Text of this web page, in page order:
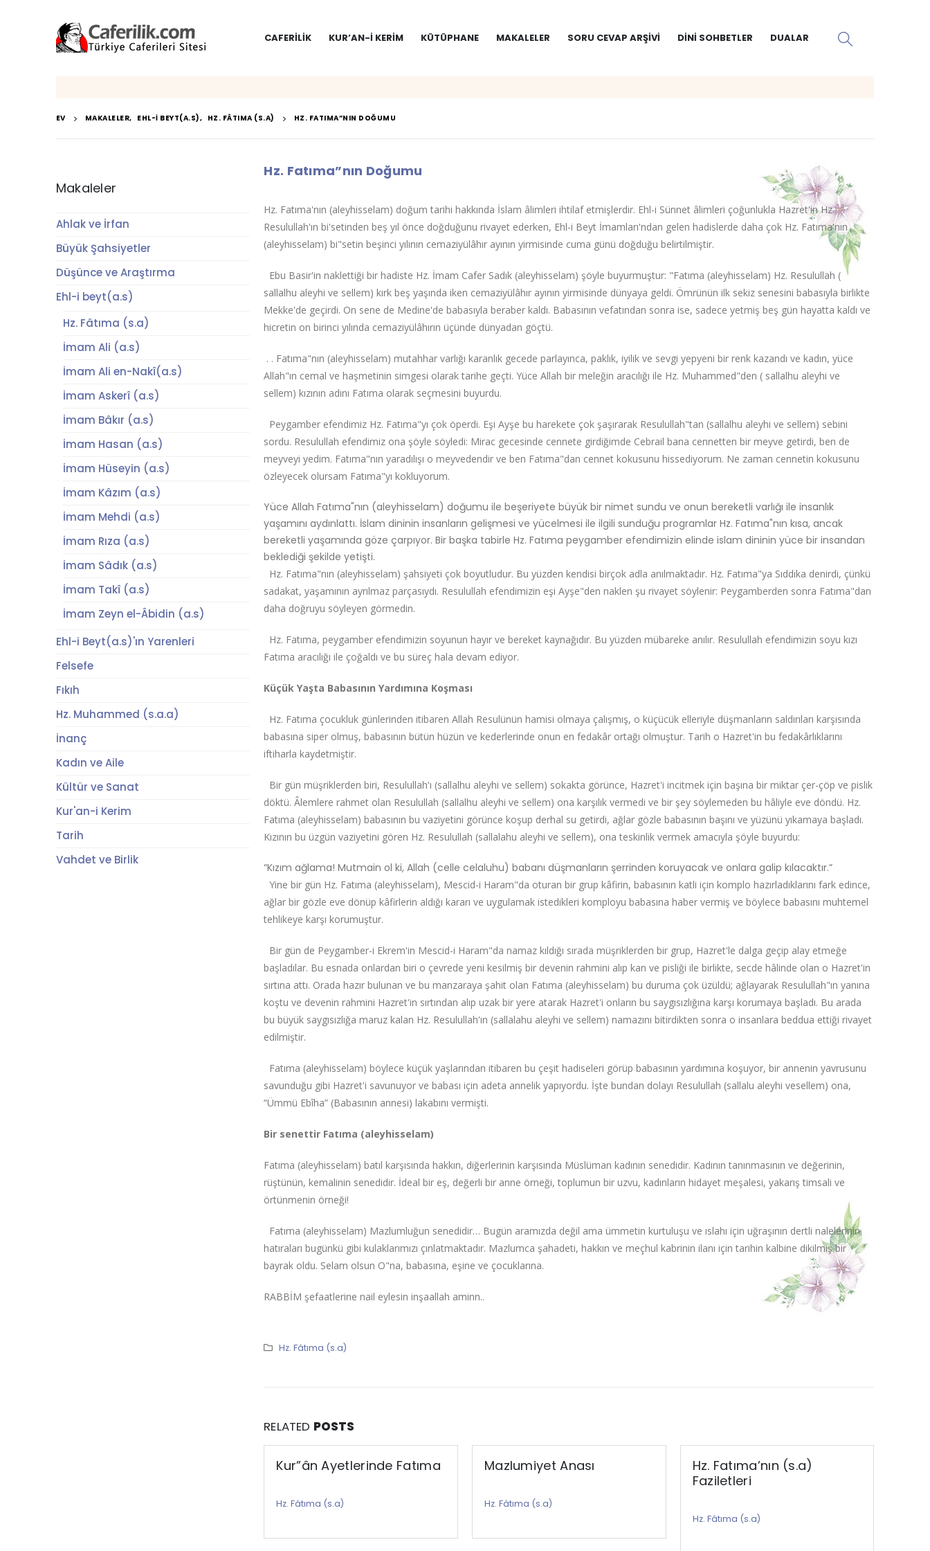
CAFERILIK KUR’AN-I KERIM KÜTÜPHANE MAKALELER SORU CEVAP ARŞIVI DINI SOHBETLER DUALAR
EV MAKALELER, EHL-I BEYT(A.S), HZ. FÂTIMA (S.A) HZ. FATIMA”NIN DOĞUMU
Hz. Fatıma”nın Doğumu
Hz. Fatıma'nın (aleyhisselam) doğum tarihi hakkında İslam âlimleri ihtilaf etmişlerdir. Ehl-i Sünnet âlimleri çoğunlukla Hazret'in Hz.
Resulullah'ın bi'setinden beş yıl önce doğduğunu rivayet ederken, Ehl-i Beyt İmamları'ndan gelen hadislerde daha çok Hz. Fatıma'nın
(aleyhisselam) bi"setin beşinci yılının cemaziyülâhır ayının yirmisinde cuma günü doğduğu belirtilmiştir.
Ebu Basir'in naklettiği bir hadiste Hz. İmam Cafer Sadık (aleyhisselam) şöyle buyurmuştur: "Fatıma (aleyhisselam) Hz. Resulullah (
sallalhu aleyhi ve sellem) kırk beş yaşında iken cemaziyülâhır ayının yirmisinde dünyaya geldi. Ömrünün ilk sekiz senesini babasıyla birlikte
Mekke'de geçirdi. On sene de Medine'de babasıyla beraber kaldı. Babasının vefatından sonra ise, sadece yetmiş beş gün hayatta kaldı ve
hicretin on birinci yılında cemaziyülâhırın üçünde dünyadan göçtü.
. . Fatıma"nın (aleyhisselam) mutahhar varlığı karanlık gecede parlayınca, paklık, iyilik ve sevgi yepyeni bir renk kazandı ve kadın, yüce
Allah"ın cemal ve haşmetinin simgesi olarak tarihe geçti. Yüce Allah bir meleğin aracılığı ile Hz. Muhammed"den ( sallalhu aleyhi ve
sellem) kızının adını Fatıma olarak seçmesini buyurdu.
Peygamber efendimiz Hz. Fatıma"yı çok öperdi. Eşi Ayşe bu harekete çok şaşırarak Resulullah"tan (sallalhu aleyhi ve sellem) sebini
sordu. Resulullah efendimiz ona şöyle söyledi: Mirac gecesinde cennete girdiğimde Cebrail bana cennetten bir meyve getirdi, ben de
meyveyi yedim. Fatıma"nın yaradılışı o meyvedendir ve ben Fatıma"dan cennet kokusunu hissediyorum. Ne zaman cennetin kokusunu
özleyecek olursam Fatıma"yı kokluyorum.
Yüce Allah Fatıma"nın (aleyhisselam) doğumu ile beşeriyete büyük bir nimet sundu ve onun bereketli varlığı ile insanlık
yaşamını aydınlattı. İslam dininin insanların gelişmesi ve yücelmesi ile ilgili sunduğu programlar Hz. Fatıma"nın kısa, ancak
bereketli yaşamında göze çarpıyor. Bir başka tabirle Hz. Fatıma peygamber efendimizin elinde islam dininin yüce bir insandan
beklediği şekilde yetişti.
Hz. Fatıma"nın (aleyhisselam) şahsiyeti çok boyutludur. Bu yüzden kendisi birçok adla anılmaktadır. Hz. Fatıma"ya Sıddıka denirdi, çünkü
sadakat, yaşamının ayrılmaz parçasıydı. Resulullah efendimizin eşi Ayşe"den naklen şu rivayet söylenir: Peygamberden sonra Fatıma"dan
daha doğruyu söyleyen görmedin.
Hz. Fatıma, peygamber efendimizin soyunun hayır ve bereket kaynağıdır. Bu yüzden mübareke anılır. Resulullah efendimizin soyu kızı
Fatıma aracılığı ile çoğaldı ve bu süreç hala devam ediyor.
Küçük Yaşta Babasının Yardımına Koşması
Hz. Fatıma çocukluk günlerinden itibaren Allah Resulünün hamisi olmaya çalışmış, o küçücük elleriyle düşmanların saldırıları karşısında
babasına siper olmuş, babasının bütün hüzün ve kederlerinde onun en fedakâr ortağı olmuştur. Tarih o Hazret'in bu fedakârlıklarını
iftiharla kaydetmiştir.
Bir gün müşriklerden biri, Resulullah'ı (sallalhu aleyhi ve sellem) sokakta görünce, Hazret'i incitmek için başına bir miktar çer-çöp ve pislik
döktü. Âlemlere rahmet olan Resulullah (sallalhu aleyhi ve sellem) ona karşılık vermedi ve bir şey söylemeden bu hâliyle eve döndü. Hz.
Fatıma (aleyhisselam) babasının bu vaziyetini görünce koşup derhal su getirdi, ağlar gözle babasının başını ve yüzünü yıkamaya başladı.
Kızının bu üzgün vaziyetini gören Hz. Resulullah (sallalahu aleyhi ve sellem), ona teskinlik vermek amacıyla şöyle buyurdu:
“Kızım ağlama! Mutmain ol ki, Allah (celle celaluhu) babanı düşmanların şerrinden koruyacak ve onlara galip kılacaktır.”
Yine bir gün Hz. Fatıma (aleyhisselam), Mescid-i Haram"da oturan bir grup kâfirin, babasının katli için komplo hazırladıklarını fark edince,
ağlar bir gözle eve dönüp kâfirlerin aldığı kararı ve uygulamak istedikleri komployu babasına haber vermiş ve böylece babasını muhtemel
tehlikeye karşı korumuştur.
Bir gün de Peygamber-i Ekrem'in Mescid-i Haram"da namaz kıldığı sırada müşriklerden bir grup, Hazret'le dalga geçip alay etmeğe
başladılar. Bu esnada onlardan biri o çevrede yeni kesilmiş bir devenin rahmini alıp kan ve pisliği ile birlikte, secde hâlinde olan o Hazret'in
sırtına attı. Orada hazır bulunan ve bu manzaraya şahit olan Fatıma (aleyhisselam) bu duruma çok üzüldü; ağlayarak Resulullah"ın yanına
koştu ve devenin rahmini Hazret'in sırtından alıp uzak bir yere atarak Hazret'i onların bu saygısızlığına karşı korumaya başladı. Bu arada
bu büyük saygısızlığa maruz kalan Hz. Resulullah'ın (sallalahu aleyhi ve sellem) namazını bitirdikten sonra o insanlara beddua ettiği rivayet
edilmiştir.
Fatıma (aleyhisselam) böylece küçük yaşlarından itibaren bu çeşit hadiseleri görüp babasının yardımına koşuyor, bir annenin yavrusunu
savunduğu gibi Hazret'i savunuyor ve babası için adeta annelik yapıyordu. İşte bundan dolayı Resulullah (sallalu aleyhi vesellem) ona,
“Ümmü Ebîha” (Babasının annesi) lakabını vermişti.
Bir senettir Fatıma (aleyhisselam)
Fatıma (aleyhisselam) batıl karşısında hakkın, diğerlerinin karşısında Müslüman kadının senedidir. Kadının tanınmasının ve değerinin,
rüştünün, kemalinin senedidir. İdeal bir eş, değerli bir anne örneği, toplumun bir uzvu, kadınların hidayet meşalesi, yakarış timsali ve
örtünmenin örneği!
Fatıma (aleyhisselam) Mazlumluğun senedidir… Bugün aramızda değil ama ümmetin kurtuluşu ve ıslahı için uğraşının dertli nalelerinin
hatıraları bugünkü gibi kulaklarımızı çınlatmaktadır. Mazlumca şahadeti, hakkın ve meçhul kabrinin ilanı için tarihin kalbine dikilmiş bir
bayrak oldu. Selam olsun O"na, babasına, eşine ve çocuklarına.
RABBİM şefaatlerine nail eylesin inşaallah aminn..
Hz. Fâtıma (s.a)
RELATED POSTS
Kur”ân Ayetlerinde Fatıma
Hz. Fâtıma (s.a)
Mazlumiyet Anası
Hz. Fâtıma (s.a)
Hz. Fatıma’nın (s.a)
Faziletleri
Hz. Fâtıma (s.a)
Makaleler
Ahlak ve İrfan
Büyük Şahsiyetler
Düşünce ve Araştırma
Ehl-i beyt(a.s)
Hz. Fâtıma (s.a)
İmam Ali (a.s)
İmam Ali en-Nakî(a.s)
İmam Askerî (a.s)
İmam Bâkır (a.s)
İmam Hasan (a.s)
İmam Hüseyin (a.s)
İmam Kâzım (a.s)
İmam Mehdi (a.s)
İmam Rıza (a.s)
İmam Sâdık (a.s)
İmam Takî (a.s)
İmam Zeyn el-Âbidin (a.s)
Ehl-i Beyt(a.s)'ın Yarenleri
Felsefe
Fıkıh
Hz. Muhammed (s.a.a)
İnanç
Kadın ve Aile
Kültür ve Sanat
Kur'an-i Kerim
Tarih
Vahdet ve Birlik